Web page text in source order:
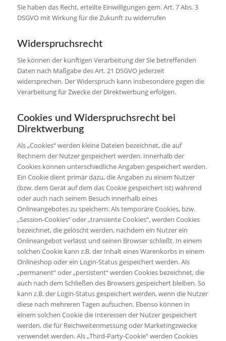
Sie haben das Recht, erteilte Einwilligungen gem. Art. 7 Abs. 3
DSGVO mit Wirkung für die Zukunft zu widerrufen
Widerspruchsrecht
Sie können der künftigen Verarbeitung der Sie betreffenden
Daten nach Maßgabe des Art. 21 DSGVO jederzeit
widersprechen. Der Widerspruch kann insbesondere gegen die
Verarbeitung für Zwecke der Direktwerbung erfolgen.
Cookies und Widerspruchsrecht bei
Direktwerbung
Als „Cookies“ werden kleine Dateien bezeichnet, die auf
Rechnern der Nutzer gespeichert werden. Innerhalb der
Cookies können unterschiedliche Angaben gespeichert werden.
Ein Cookie dient primär dazu, die Angaben zu einem Nutzer
(bzw. dem Gerät auf dem das Cookie gespeichert ist) während
oder auch nach seinem Besuch innerhalb eines
Onlineangebotes zu speichern. Als temporäre Cookies, bzw.
„Session-Cookies“ oder „transiente Cookies“, werden Cookies
bezeichnet, die gelöscht werden, nachdem ein Nutzer ein
Onlineangebot verlässt und seinen Browser schließt. In einem
solchen Cookie kann z.B. der Inhalt eines Warenkorbs in einem
Onlineshop oder ein Login-Status gespeichert werden. Als
„permanent“ oder „persistent“ werden Cookies bezeichnet, die
auch nach dem Schließen des Browsers gespeichert bleiben. So
kann z.B. der Login-Status gespeichert werden, wenn die Nutzer
diese nach mehreren Tagen aufsuchen. Ebenso können in
einem solchen Cookie die Interessen der Nutzer gespeichert
werden, die für Reichweitenmessung oder Marketingzwecke
verwendet werden. Als „Third-Party-Cookie“ werden Cookies